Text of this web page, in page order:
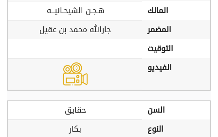
المالك
هـجـن الشيحـانيــه
المضمر
جارالله محمد بن عقيل
التوقيت
الفيديو
السن
حقايق
النوع
بكار